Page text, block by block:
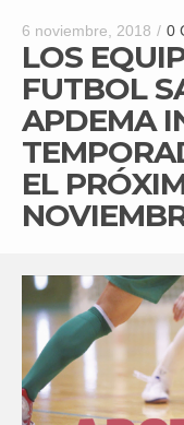
6 noviembre, 2018 / 0
LOS
FUTBOL
APDEMA
EL